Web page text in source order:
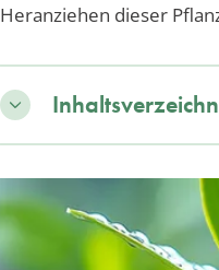
Heranziehen dieser